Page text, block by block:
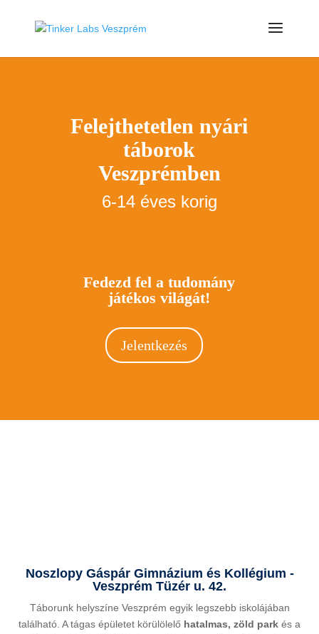
Felejthetetlen nyári
táborok
Veszprémben
6-14 éves korig
Fedezd fel a tudomány
játékos világát!
Jelentkezés
Noszlopy Gáspár Gimnázium és Kollégium -
Veszprém Tüzér u. 42.
Táborunk helyszíne Veszprém egyik legszebb iskolájában
található. A tágas épületet körülölelő hatalmas, zöld park és a